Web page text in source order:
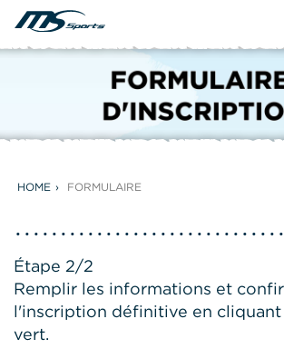
HOME FORMULAIRE
Étape 2/2
Remplir les informations et
l'inscription définitive en
vert.